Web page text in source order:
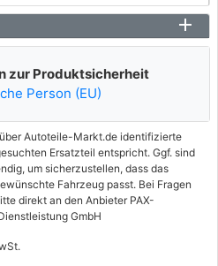
2005
zur Produktsicherheit
Person (EU)
Autoteile-Markt.de identifizierte
Ersatzteil entspricht. Ggf. sind
um sicherzustellen, dass das
Fahrzeug passt. Bei Fragen
direkt an den Anbieter PAX-
GmbH